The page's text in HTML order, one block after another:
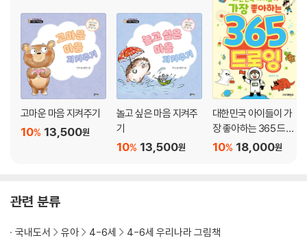
고마운 마음 지켜주기
13,500원
10%
놀고 싶은 마음 지켜주
기
13,500원
10%
대한민국 아이들이 가
장 좋아하는 365 드로
잉
18,000원
10%
관련 분류
국내도서 유아 4-6세
4-6세 우리나라 그림책